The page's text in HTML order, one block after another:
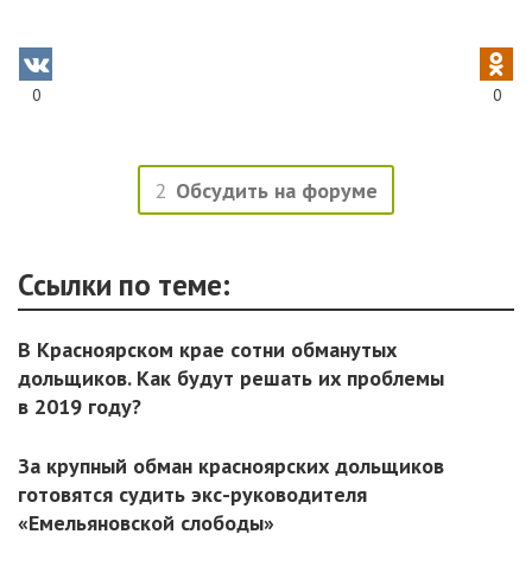
0 0
2 Обсудить на форуме
Ссылки по теме:
В Красноярском крае сотни обманутых
дольщиков. Как будут решать их проблемы
в 2019 году?
За крупный обман красноярских дольщиков
готовятся судить экс-руководителя
«Емельяновской слободы»